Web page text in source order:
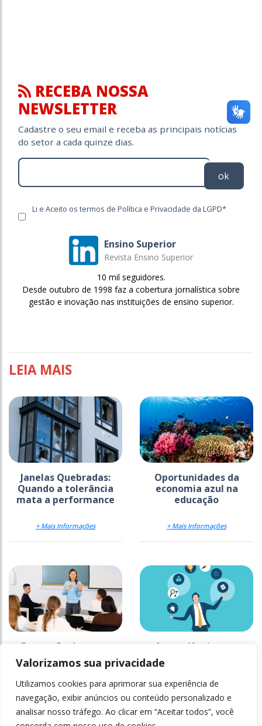
Valorizamos sua privacidade
Utilizamos cookies para aprimorar sua experiência de
navegação, exibir anúncios ou conteúdo personalizado e
analisar nosso tráfego. Ao clicar em “Aceitar todos”, você
RECEBA NOSSA
NEWSLETTER
Cadastre o seu email e receba as principais notícias
do setor a cada quinze dias.
ok
Li e Aceito os termos de Política e Privacidade da LGPD*
Ensino Superior
Revista Ensino Superior
10 mil seguidores.
Desde outubro de 1998 faz a cobertura jornalística sobre
gestão e inovação nas instituições de ensino superior.
LEIA MAIS
Janelas Quebradas:
Quando a tolerância
mata a performance
+ Mais Informações
Oportunidades da
economia azul na
educação
+ Mais Informações
Formação docente:
Como demonstrar valor
e impacto institucional
+ Mais Informações
As tendências em
desenvolvimento de
competências
+ Mais Informações